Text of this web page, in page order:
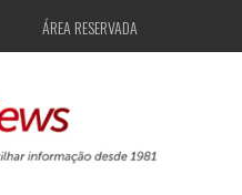
ÁREA RESERVADA